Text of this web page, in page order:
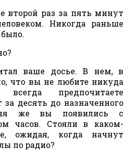
второй раз за пять минут
Никогда раньше
ваше досье. В нем, в
что вы не любите никуда
предпочитаете
десять до назначенного
же вы появились с
часов. Стояли в каком-
ожидая, когда начнут
по радио?